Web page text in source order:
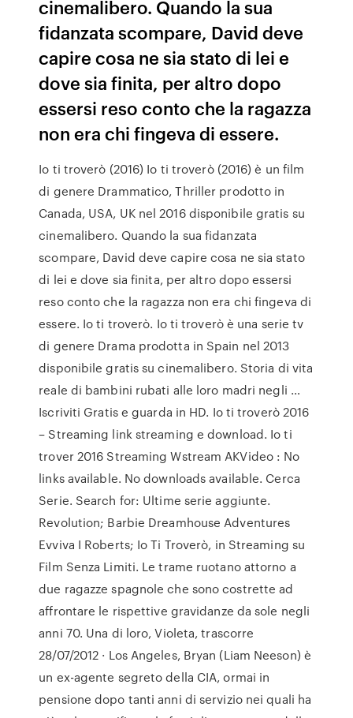
cinemalibero. Quando la sua
fidanzata scompare, David deve
capire cosa ne sia stato di lei e
dove sia finita, per altro dopo
essersi reso conto che la ragazza
non era chi fingeva di essere.
Io ti troverò (2016) Io ti troverò (2016) è un film
di genere Drammatico, Thriller prodotto in
Canada, USA, UK nel 2016 disponibile gratis su
cinemalibero. Quando la sua fidanzata
scompare, David deve capire cosa ne sia stato
di lei e dove sia finita, per altro dopo essersi
reso conto che la ragazza non era chi fingeva di
essere. Io ti troverò. Io ti troverò è una serie tv
di genere Drama prodotta in Spain nel 2013
disponibile gratis su cinemalibero. Storia di vita
reale di bambini rubati alle loro madri negli …
Iscriviti Gratis e guarda in HD. Io ti troverò 2016
– Streaming link streaming e download. Io ti
trover 2016 Streaming Wstream AKVideo : No
links available. No downloads available. Cerca
Serie. Search for: Ultime serie aggiunte.
Revolution; Barbie Dreamhouse Adventures
Evviva I Roberts; Io Ti Troverò, in Streaming su
Film Senza Limiti. Le trame ruotano attorno a
due ragazze spagnole che sono costrette ad
affrontare le rispettive gravidanze da sole negli
anni 70. Una di loro, Violeta, trascorre
28/07/2012 · Los Angeles, Bryan (Liam Neeson) è
un ex-agente segreto della CIA, ormai in
pensione dopo tanti anni di servizio nei quali ha